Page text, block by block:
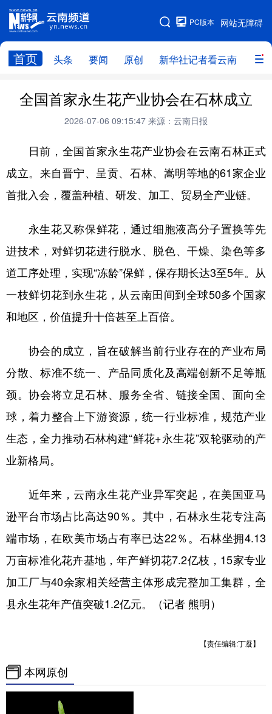
网站无障碍
PC版本
首页 头条 要闻 原创 新华社记者看云南 政务
网站地图
头条 云南要闻 本网原创
新华社记者看云南 政务
廉政 云南省领导报道集 旅游
教育
州市
社会
图片
云南青年说 趣看文物
全国首家永生花产业协会在石林成立
2026-07-06 09:15:47 来源：云南日报
日前，全国首家永生花产业协会在云南石林正式
成立。来自晋宁、呈贡、石林、嵩明等地的61家企业
首批入会，覆盖种植、研发、加工、贸易全产业链。
永生花又称保鲜花，通过细胞液高分子置换等先
进技术，对鲜切花进行脱水、脱色、干燥、染色等多
道工序处理，实现“冻龄”保鲜，保存期长达3至5年。从
一枝鲜切花到永生花，从云南田间到全球50多个国家
和地区，价值提升十倍甚至上百倍。
协会的成立，旨在破解当前行业存在的产业布局
分散、标准不统一、产品同质化及高端创新不足等瓶
颈。协会将立足石林、服务全省、链接全国、面向全
球，着力整合上下游资源，统一行业标准，规范产业
生态，全力推动石林构建“鲜花+永生花”双轮驱动的产
业新格局。
近年来，云南永生花产业异军突起，在美国亚马
逊平台市场占比高达90％。其中，石林永生花专注高
端市场，在欧美市场占有率已达22％。石林坐拥4.13
万亩标准化花卉基地，年产鲜切花7.2亿枝，15家专业
加工厂与40余家相关经营主体形成完整加工集群，全
县永生花年产值突破1.2亿元。（记者 熊明）
【责任编辑:丁凝】
本网原创